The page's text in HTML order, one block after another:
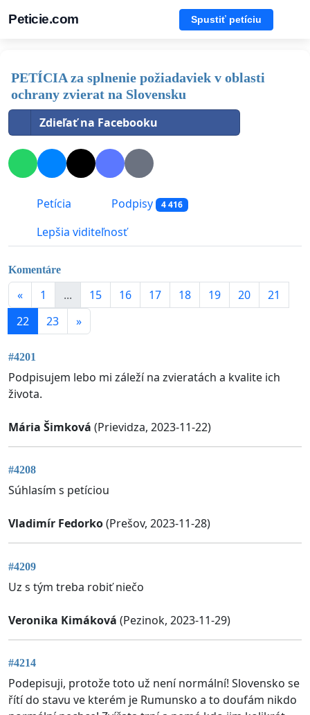
Peticie.com Spustiť petíciu
PETÍCIA za splnenie požiadaviek v oblasti
ochrany zvierat na Slovensku
Zdieľať na Facebooku
Petícia Podpisy 4 416
Lepšia viditeľnosť
Komentáre
« 1 ... 15 16 17 18 19 20
21
22
23 »
#4201
Podpisujem lebo mi záleží na zvieratách a kvalite ich
života.
Mária Šimková (Prievidza, 2023-11-22)
#4208
Súhlasím s petíciou
Vladimír Fedorko(Prešov, 2023-11-28)
#4209
Uz s tým treba robiť niečo
Veronika Kimáková (Pezinok, 2023-11-29)
#4214
Podepisuji, protože toto už není normální! Slovensko se
řítí do stavu ve kterém je Rumunsko a to doufám nikdo